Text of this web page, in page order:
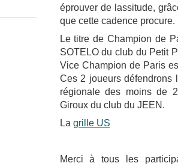
éprouver de lassitude,
que cette cadence procure.
Le titre de Champion de
SOTELO du club du Petit
Vice Champion de Paris
Ces 2 joueurs défendrons
régionale des moins de
Giroux du club du JEEN.
La grille US
Merci à tous les